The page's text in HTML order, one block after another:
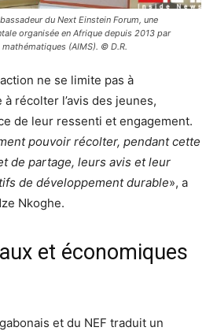
du Next Einstein Forum, une
organisée en Afrique depuis 2013 par
(AIMS). © D.R.
ne se limite pas à
récolter l’avis des jeunes,
de leur ressenti et engagement.
pouvoir récolter, pendant cette
de partage, leurs avis et leur
de développement durable», a
Nkoghe.
et économiques
et du NEF traduit un